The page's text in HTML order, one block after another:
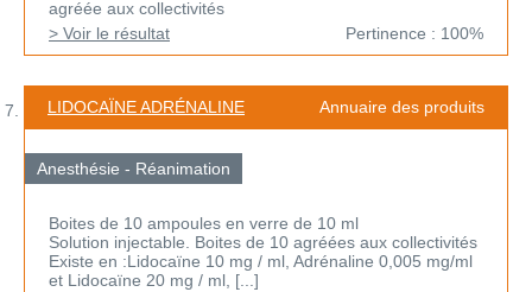
agréée aux collectivités
> Voir le résultat
Pertinence : 100%
LIDOCAÏNE ADRÉNALINE Annuaire des produits
Anesthésie - Réanimation
Boites de 10 ampoules en verre de 10 ml
Solution injectable. Boites de 10 agréées aux collectivités
Existe en :Lidocaïne 10 mg / ml, Adrénaline 0,005 mg/ml
et Lidocaïne 20 mg / ml, [...]